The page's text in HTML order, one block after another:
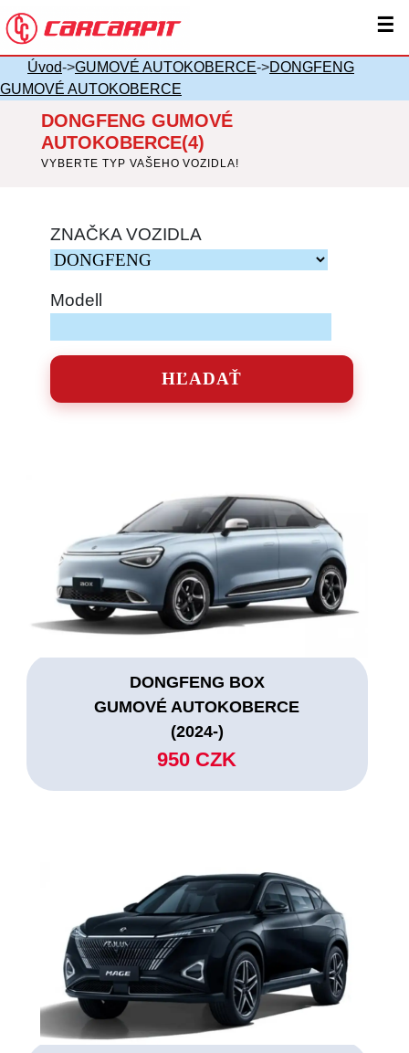
☰
Úvod->GUMOVÉ AUTOKOBERCE->DONGFENG
GUMOVÉ AUTOKOBERCE
DONGFENG GUMOVÉ
AUTOKOBERCE(4)
VYBERTE TYP VAŠEHO VOZIDLA!
ZNAČKA VOZIDLA
Modell
HĽADAŤ
DONGFENG BOX
GUMOVÉ AUTOKOBERCE
(2024-)
950 CZK